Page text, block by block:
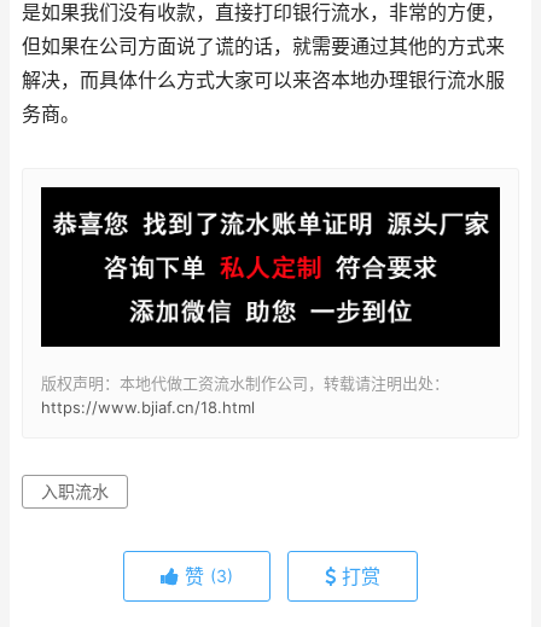
是如果我们没有收款，直接打印银行流水，非常的方便，
但如果在公司方面说了谎的话，就需要通过其他的方式来
解决，而具体什么方式大家可以来咨本地办理银行流水服
务商。
版权声明：本地代做工资流水制作公司，转载请注明出处：
https://www.bjiaf.cn/18.html
入职流水
赞 (3) 打赏